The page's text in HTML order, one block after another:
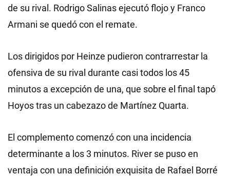
de su rival. Rodrigo Salinas ejecutó flojo y Franco
Armani se quedó con el remate.
Los dirigidos por Heinze pudieron contrarrestar la
ofensiva de su rival durante casi todos los 45
minutos a excepción de una, que sobre el final tapó
Hoyos tras un cabezazo de Martínez Quarta.
El complemento comenzó con una incidencia
determinante a los 3 minutos. River se puso en
ventaja con una definición exquisita de Rafael Borré